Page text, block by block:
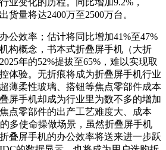
业变化的历程。同比增加9.2%，
货量将达2400万至2500万台。
效率；估计将同比增加41%至47%
构概念，书本式折叠屏手机（大折
年的52%提拔至65%，难以实现取
体验。无折痕将成为折叠屏手机行业
薄柔性玻璃、搭钮等焦点零部件成本
屏手机却成为行业里为数不多的增加
点零部件的出产工艺难度大、成本
多使命操做场景，虽然折叠屏手机
叠屏手机的办公效率将送来进一步跃